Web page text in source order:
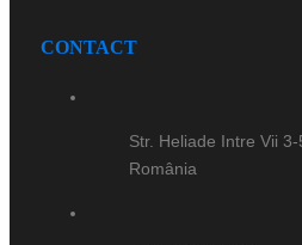
CONTACT
Str. Heliade Intre Vii
România